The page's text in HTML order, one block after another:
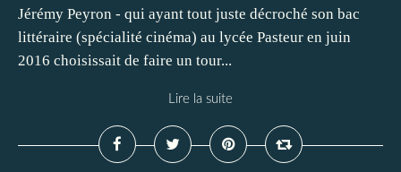
Jérémy Peyron - qui ayant tout juste décroché son bac
littéraire (spécialité cinéma) au lycée Pasteur en juin
2016 choisissait de faire un tour...
Lire la suite